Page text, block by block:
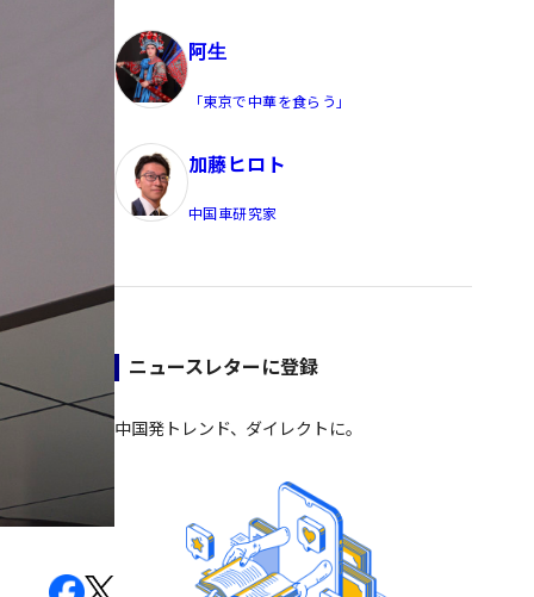
阿生
「東京で中華を食らう」
加藤ヒロト
中国車研究家
ニュースレターに登録
中国発トレンド、ダイレクトに。